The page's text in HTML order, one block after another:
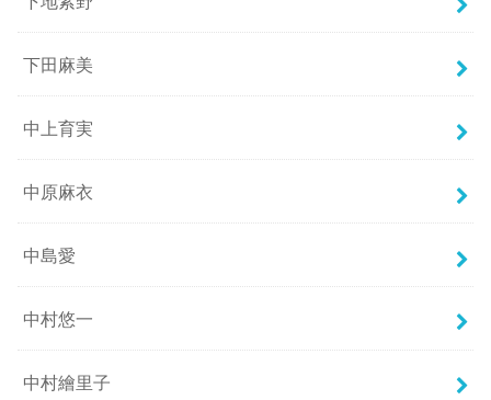
下田麻美
中上育実
中原麻衣
中島愛
中村悠一
中村繪里子